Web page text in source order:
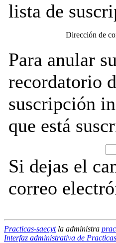
lista de
Dirección de
Para anular
recordatorio
suscripción
que está
Si dejas el
correo
Practicas-saecytla administra
Interfaz administrativa de